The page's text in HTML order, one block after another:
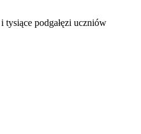
tysiące podgałęzi uczniów